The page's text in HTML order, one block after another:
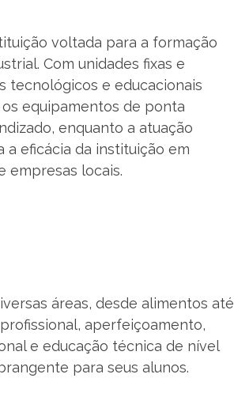
voltada para a formação
Com unidades fixas e
tecnológicos e educacionais
equipamentos de ponta
enquanto a atuação
eficácia da instituição em
empresas locais.
áreas, desde alimentos até
aperfeiçoamento,
e educação técnica de nível
para seus alunos.